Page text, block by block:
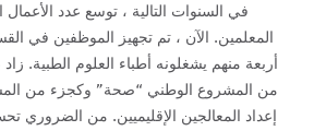
في السنوات التالية ، توسع عدد
أربعة منهم يشغلونه أطباء العلوم الطبية.
من المشروع الوطني “صحة” وكجزء من
إعداد المعالجين الإقليميين. من